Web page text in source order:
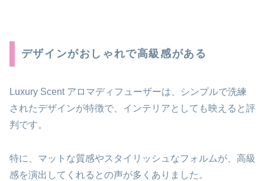
デザインがおしゃれで高級感がある
Luxury Scent アロマディフューザーは、シンプルで洗練
されたデザインが特徴で、インテリアとしても映えると評
判です。
特に、マットな質感やスタイリッシュなフォルムが、高級
感を演出してくれるとの声が多くありました。